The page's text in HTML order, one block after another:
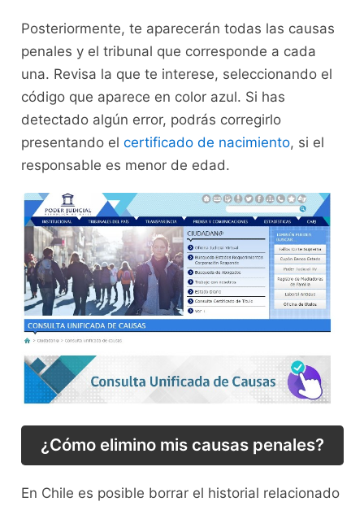
Posteriormente, te aparecerán todas las causas
penales y el tribunal que corresponde a cada
una. Revisa la que te interese, seleccionando el
código que aparece en color azul. Si has
detectado algún error, podrás corregirlo
presentando el certificado de nacimiento, si el
responsable es menor de edad.
¿Cómo elimino mis causas penales?
En Chile es posible borrar el historial relacionado